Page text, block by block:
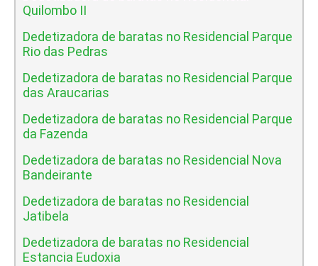
Quilombo II
Dedetizadora de baratas no Residencial Parque
Rio das Pedras
Dedetizadora de baratas no Residencial Parque
das Araucarias
Dedetizadora de baratas no Residencial Parque
da Fazenda
Dedetizadora de baratas no Residencial Nova
Bandeirante
Dedetizadora de baratas no Residencial
Jatibela
Dedetizadora de baratas no Residencial
Estancia Eudoxia